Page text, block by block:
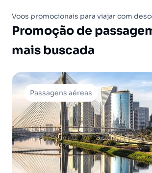
Voos promocionais para viajar com
Promoção de
mais buscada
Passagens aéreas